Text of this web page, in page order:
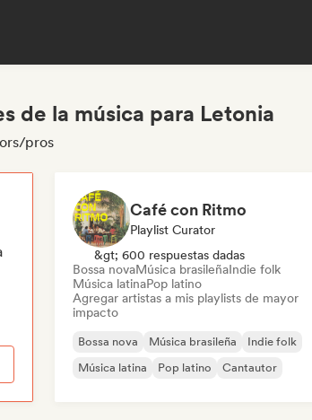
de la música para Letonia
pros
Café con Ritmo
Playlist Curator
&gt; 600 respuestas dadas
Bossa novaMúsica brasileñaIndie folk
Música latinaPop latino
Agregar artistas a mis playlists de mayor
impacto
Bossa nova Música brasileña
Indie folk
Música latina
Pop latino Cantautor